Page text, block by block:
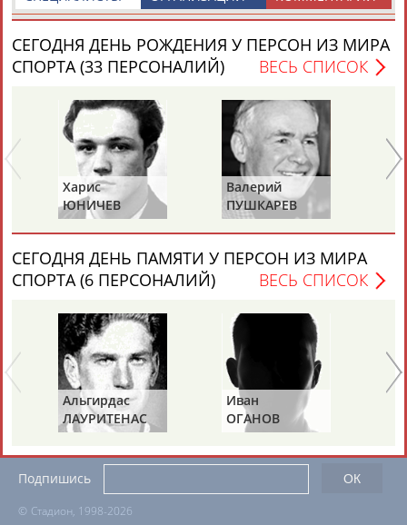
Камалудин
АБДУЛДАУДОВ
Абдула
АБДУЛЖАЛИЛОВ
Магомед
АБДУЛКАГИРОВ
Назир
АБДУЛЛАЕВ
24 персон из 13181
ЕЩЁ ПЕРСОНЫ
ТАБЛО АКТИВНОСТИ
ЦЕЛИ ПРОЕКТА КОНТАКТЫ НАШИ КНОПКИ
Вопросы сотрудничества и совместной деятельности inform@infosport.ru
© Стадион, 1998-2026
Подпишись
СЕГОДНЯ ДЕНЬ РОЖДЕНИЯ У ПЕРСОН ИЗ МИРА
СПОРТА (33 ПЕРСОНАЛИЙ)
ВЕСЬ СПИСОК
Харис
ЮНИЧЕВ
Валерий
ПУШКАРЕВ
СЕГОДНЯ ДЕНЬ ПАМЯТИ У ПЕРСОН ИЗ МИРА
СПОРТА (6 ПЕРСОНАЛИЙ)
ВЕСЬ СПИСОК
Альгирдас
ЛАУРИТЕНАС
Иван
ОГАНОВ